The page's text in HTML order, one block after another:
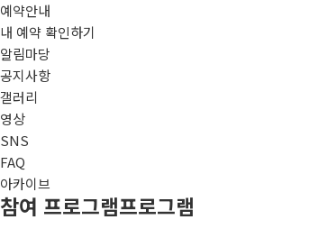
예약안내
내 예약 확인하기
알림마당
공지사항
갤러리
영상
SNS
FAQ
아카이브
참여 프로그램프로그램